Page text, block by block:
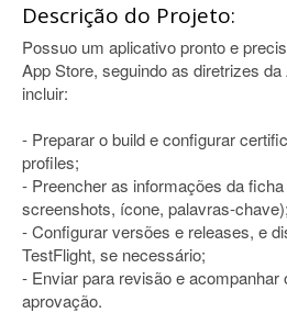
Descrição do Projeto:
Possuo um aplicativo pronto e
App Store, seguindo as diretrizes
incluir:
- Preparar o build e configurar
profiles;
- Preencher as informações da
screenshots, ícone, palavras-chave);
- Configurar versões e releases, e
TestFlight, se necessário;
- Enviar para revisão e acompanhar
aprovação.